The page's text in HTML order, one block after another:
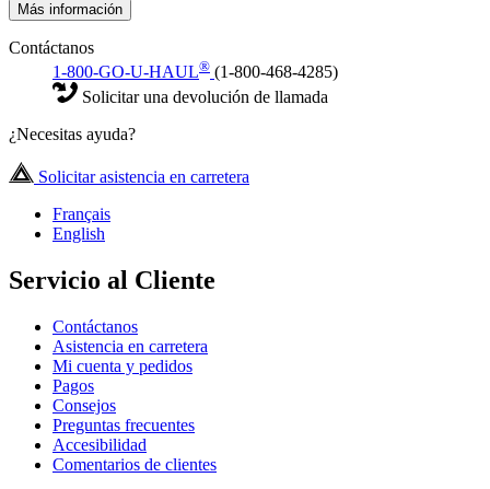
Más información
Contáctanos
1-800-GO-U-HAUL® (1-800-468-4285)
Solicitar una devolución de llamada
¿Necesitas ayuda?
Solicitar asistencia en carretera
Français
English
Servicio al Cliente
Contáctanos
Asistencia en carretera
Mi cuenta y pedidos
Pagos
Consejos
Preguntas frecuentes
Accesibilidad
Comentarios de clientes